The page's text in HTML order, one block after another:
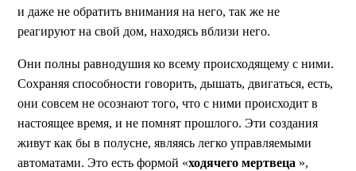
и даже не обратить внимания на него, так же не
реагируют на свой дом, находясь вблизи него.
Они полны равнодушия ко всему происходящему с ними.
Сохраняя способности говорить, дышать, двигаться, есть,
они совсем не осознают того, что с ними происходит в
настоящее время, и не помнят прошлого. Эти создания
живут как бы в полусне, являясь легко управляемыми
автоматами. Это есть формой «ходячего мертвеца »,